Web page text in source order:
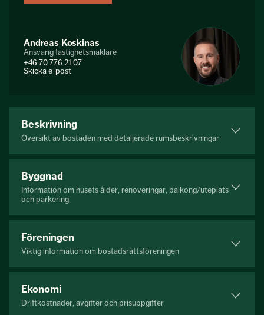
Andreas Koskinas
Ansvarig fastighetsmäklare
+46 70 776 21 07
Skicka e-post
Beskrivning
Översikt av bostaden med detaljerade rumsbeskrivningar
Byggnad
Information om husets ålder, renoveringar, balkong/uteplats
och parkering
Föreningen
Viktig information om bostadsrättsföreningen
Ekonomi
Driftkostnader, avgifter och prisuppgifter